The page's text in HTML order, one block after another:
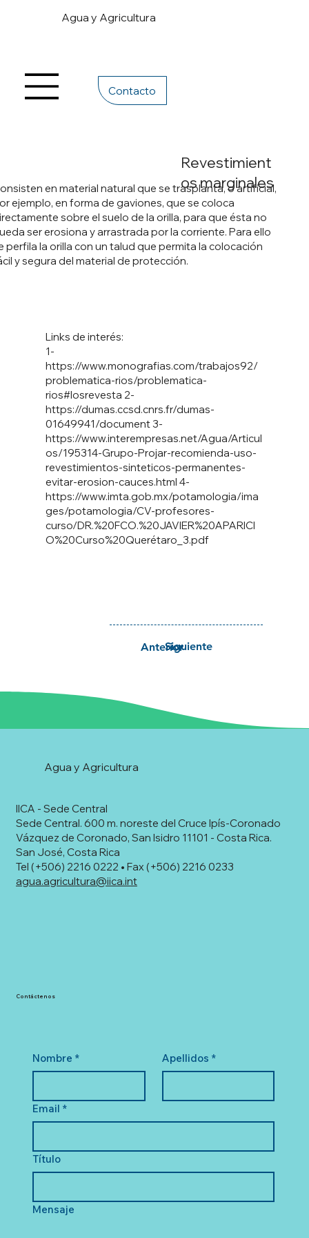
Agua y Agricultura
Contacto
Revestimient
os marginales
en material natural que se trasplanta, o artificial,
ejemplo, en forma de gaviones, que se coloca
sobre el suelo de la orilla, para que ésta no
ser erosiona y arrastrada por la corriente. Para ello
perfila la orilla con un talud que permita la colocación
y segura del material de protección.
1-
https://www.monografias.com/trabajos92/
problematica-rios/problematica-
rios#losrevesta 2-
https://dumas.ccsd.cnrs.fr/dumas-
01649941/document3-
https://www.interempresas.net/Agua/Articul
os/195314-Grupo-Projar-recomienda-uso-
revestimientos-sinteticos-permanentes-
evitar-erosion-cauces.html 4-
https://www.imta.gob.mx/potamologia/ima
ges/potamologia/CV-profesores-
curso/DR.%20FCO.%20JAVIER%20APARICI
O%20Curso%20Querétaro_3.pdf
Links de interés:
Siguiente
Anterior
IICA - Sede Central
Sede Central. 600 m. noreste del Cruce Ipís-Coronado
Vázquez de Coronado, San Isidro 11101 - Costa Rica.
San José, Costa Rica
Tel (+506) 2216 0222 • Fax (+506) 2216 0233
agua.agricultura@iica.int
Agua y Agricultura
Nombre * Apellidos *
Email *
Título
Mensaje
Contáctenos